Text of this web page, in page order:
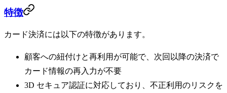
特徴
カード決済には以下の特徴があります。
顧客への紐付けと再利用が可能で、次回以降の決済で
カード情報の再入力が不要
3D セキュア認証に対応しており、不正利用のリスクを